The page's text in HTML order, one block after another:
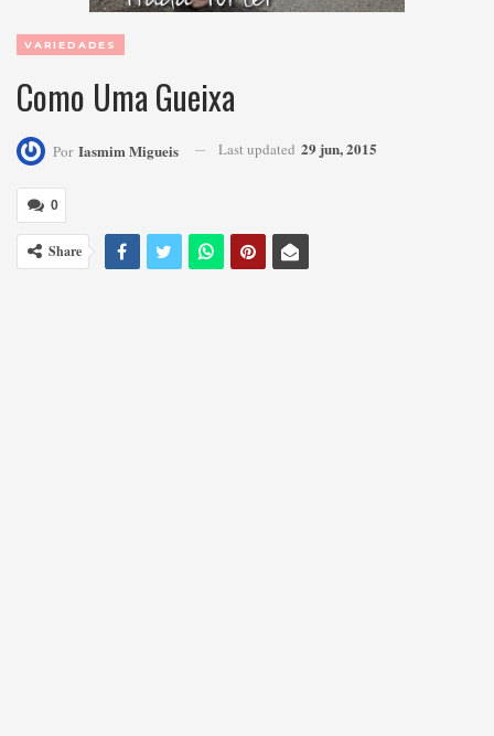
VARIEDADES
Como Uma Gueixa
Por Iasmim Migueis Last updated 29 jun, 2015
0
Share